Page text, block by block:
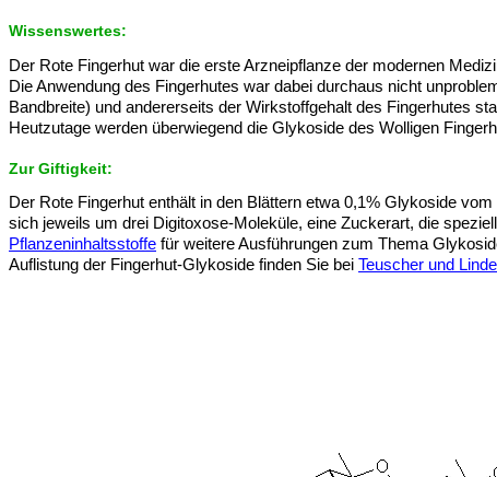
Wissenswertes:
Der Rote Fingerhut war die erste Arzneipflanze der modernen
Die Anwendung des Fingerhutes war dabei durchaus nicht
Bandbreite) und andererseits der Wirkstoffgehalt des Fingerhutes
Heutzutage werden überwiegend die Glykoside des Wolligen
Zur Giftigkeit:
Der Rote Fingerhut enthält in den Blättern etwa 0,1% Glykoside
sich jeweils um drei Digitoxose-Moleküle, eine Zuckerart, die
Pflanzeninhaltsstoffe für weitere Ausführungen zum Thema
Auflistung der Fingerhut-Glykoside finden Sie bei Teuscher und